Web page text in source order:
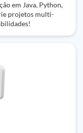
em Java, Python,
projetos multi-